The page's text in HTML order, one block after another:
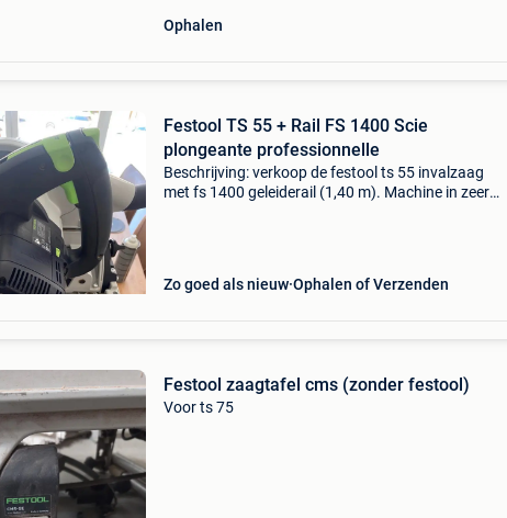
Ophalen
Festool TS 55 + Rail FS 1400 Scie
plongeante professionnelle
Beschrijving: verkoop de festool ts 55 invalzaag
met fs 1400 geleiderail (1,40 m). Machine in zeer
Zo goed als nieuw Ophalen of Verzenden
Festool zaagtafel cms (zonder festool)
Voor ts 75